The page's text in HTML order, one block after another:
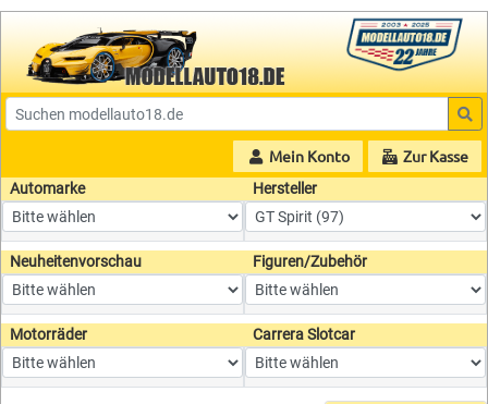
Mein Konto Zur Kasse
Automarke Hersteller
Neuheitenvorschau Figuren/Zubehör
Motorräder Carrera Slotcar